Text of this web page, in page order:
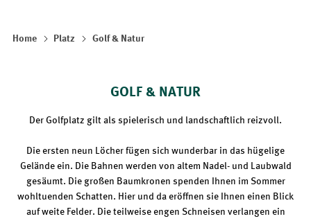
Home Platz Golf & Natur
GOLF & NATUR
Der Golfplatz gilt als spielerisch und landschaftlich reizvoll.
Die ersten neun Löcher fügen sich wunderbar in das hügelige
Gelände ein. Die Bahnen werden von altem Nadel- und Laubwald
gesäumt. Die großen Baumkronen spenden Ihnen im Sommer
wohltuenden Schatten. Hier und da eröffnen sie Ihnen einen Blick
auf weite Felder. Die teilweise engen Schneisen verlangen ein